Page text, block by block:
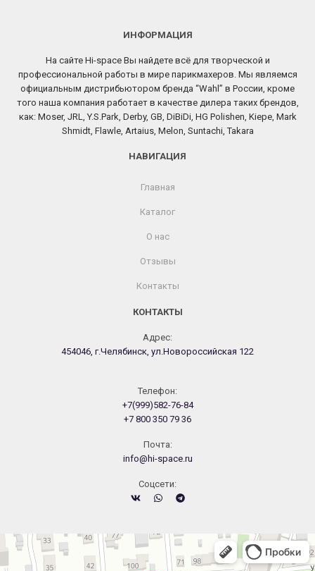
ИНФОРМАЦИЯ
На сайте Hi-space Вы найдете всё для творческой и
профессиональной работы в мире парикмахеров. Мы являемся
официальным дистрибьютором бренда “Wahl” в России, кроме
того наша компания работает в качестве дилера таких брендов,
как: Moser, JRL, Y.S.Park, Derby, GB, DiBiDi, HG Polishen, Kiepe, Mark
Shmidt, Flawle, Artaius, Melon, Suntachi, Takara
НАВИГАЦИЯ
Главная
Каталог
О нас
Отзывы
Контакты
КОНТАКТЫ
Адрес:
454046, г.Челябинск, ул.Новороссийская 122
Телефон:
+7(999)582-76-84
+7 800 350 79 36
Почта:
info@hi-space.ru
Cоцсети:
Челябинск
Новороссийская улица, 122 — Яндекс.Карты